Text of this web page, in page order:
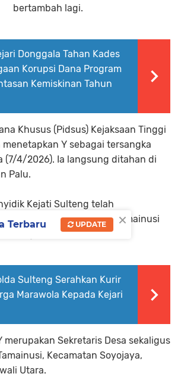
bertambah lagi.
Donggala Tahan Kades
Korupsi Dana Program
Kemiskinan Tahun
Khusus (Pidsus) Kejaksaan Tinggi
menetapkan Y sebagai tersangka
(7/4/2026). Ia langsung ditahan di
Palu.
Kejati Sulteng telah
mantan Kades Tamainusi
Sulteng Serahkan Kurir
Marawola Kepada Kejari
merupakan Sekretaris Desa sekaligus
Kecamatan Soyojaya,
Utara.
×
Terbaru UPDATE